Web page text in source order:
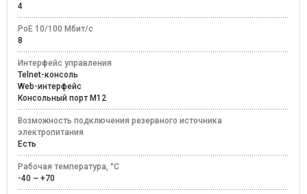
4
PoE 10/100 Мбит/с
8
Интерфейс управления
Telnet-консоль
Web-интерфейс
Консольный порт M12
Возможность подключения резервного источника
электропитания
Есть
Рабочая температура, °C
-40 ~ +70